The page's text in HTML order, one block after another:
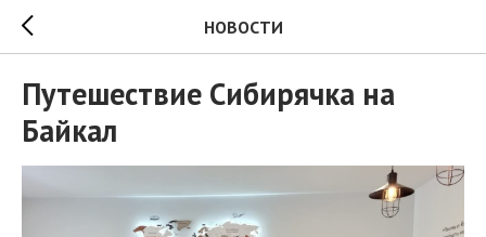
НОВОСТИ
Путешествие Сибирячка на
Байкал